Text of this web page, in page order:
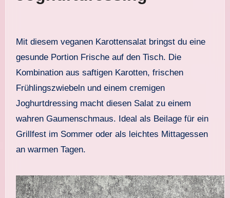
Mit diesem veganen Karottensalat bringst du eine
gesunde Portion Frische auf den Tisch. Die
Kombination aus saftigen Karotten, frischen
Frühlingszwiebeln und einem cremigen
Joghurtdressing macht diesen Salat zu einem
wahren Gaumenschmaus. Ideal als Beilage für ein
Grillfest im Sommer oder als leichtes Mittagessen
an warmen Tagen.